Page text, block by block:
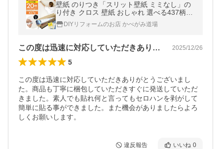
壁紙 のりつき「スリット壁紙 ミミなし」の
り付き クロス 壁紙 おしゃれ 選べる437柄
「生のり付き壁紙だけ20 ｍパック」+マニュ
アル 初心者 クロス貼り替え
DIYリフォームのお店 かべがみ道場
この度は迅速に対応していただきありがと… 2025/12/26
5
この度は迅速に対応していただきありがとうございまし
た。商品も丁寧に梱包していただきすぐに発送していただ
きました。素人でも貼れ何と言ってもセロハンを剥がして
簡単に貼る事ができました。また機会がありましたらよろ
しくお願いします。
違反報告 いいね 0